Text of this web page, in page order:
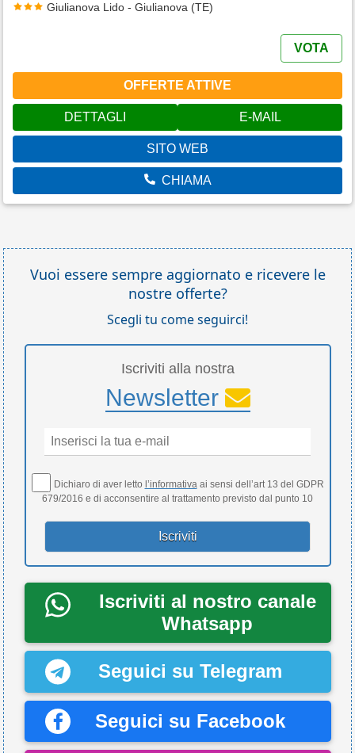
Giulianova Lido - Giulianova (TE)
VOTA
OFFERTE ATTIVE
DETTAGLI E-MAIL
SITO WEB
CHIAMA
Vuoi essere sempre aggiornato e ricevere le
nostre offerte?
Scegli tu come seguirci!
Iscriviti alla nostra
Newsletter
Dichiaro di aver letto l’informativa ai sensi dell’art 13 del GDPR
679/2016 e di acconsentire al trattamento previsto dal punto 10
Iscriviti al nostro canale
Whatsapp
Seguici su Telegram
Seguici su Facebook